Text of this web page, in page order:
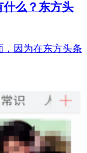
么？东方头
，因为在东方头条